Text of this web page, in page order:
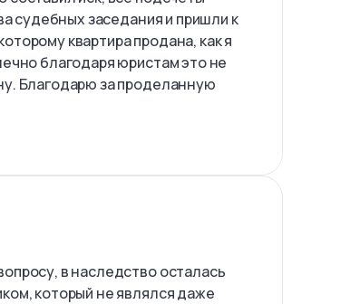
судебных заседания и пришли к
квартира продана, как я
благодаря юристам это не
Благодарю за проделанную
в наследство осталась
который не являлся даже